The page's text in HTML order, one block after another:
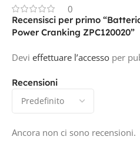
0
Recensioni
Ancora non ci sono recensioni.
Recensisci per primo
Power Cranking ZPC120020”
Devi effettuare l’accesso per